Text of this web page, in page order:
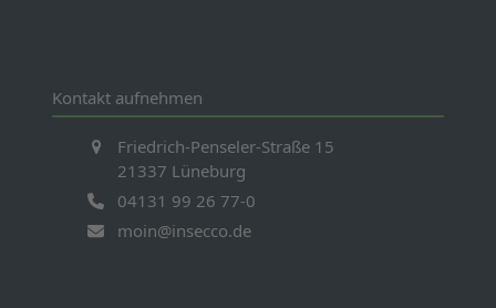
Kontakt aufnehmen
Friedrich-Penseler-Straße 15
21337 Lüneburg
04131 99 26 77-0
moin@insecco.de